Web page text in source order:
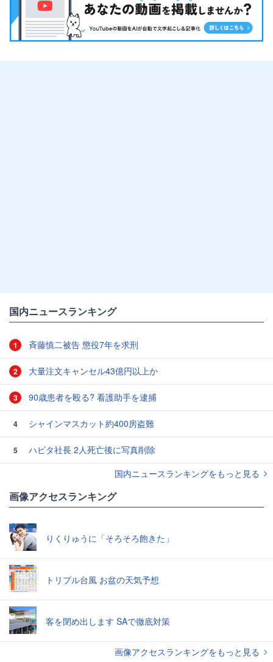
国内ニュースランキング
1 斉藤慎二被告 懲役7年を求刑
2 大量注文キャンセル43億円以上か
3 90歳患者を殴る? 看護助手を逮捕
4 シャインマスカット約400房盗難
5
ハビタ社長 2人死亡後に写真削除
国内ニュースランキングをもっと見る
画像アクセスランキング
りくりゅうに「そろそろ飽きた」
トリプル台風 お盆の天気予想
客を閉め出します SAで徹底対策
画像アクセスランキングをもっと見る